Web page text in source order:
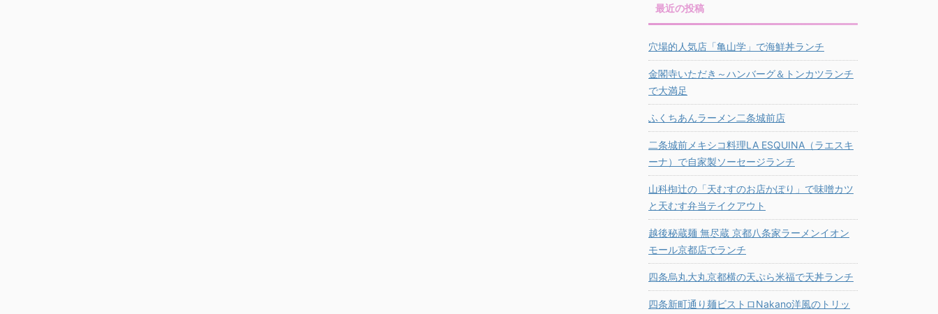
最近の投稿
穴場的人気店「亀山学」で海鮮丼ランチ
金閣寺いただき～ハンバーグ＆トンカツランチ
で大満足
ふくちあんラーメン二条城前店
二条城前メキシコ料理LA ESQUINA（ラエスキ
ーナ）で自家製ソーセージランチ
山科椥辻の「天むすのお店かぽり」で味噌カツ
と天むす弁当テイクアウト
越後秘蔵麺 無尽蔵 京都八条家ラーメンイオン
モール京都店でランチ
四条烏丸大丸京都横の天ぷら米福で天丼ランチ
四条新町通り麺ビストロNakano洋風のトリッ